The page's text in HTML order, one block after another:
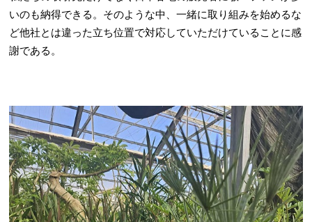
いのも納得できる。そのような中、一緒に取り組みを始めるな
ど他社とは違った立ち位置で対応していただけていることに感
謝である。